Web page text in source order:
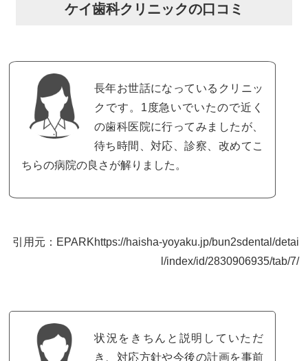
ケイ歯科クリニックの口コミ
長年お世話になっているクリニッ
クです。1度急いでいたので近く
の歯科医院に行ってみましたが、
待ち時間、対応、診察、改めてこ
ちらの病院の良さが解りました。
引用元：EPARKhttps://haisha-yoyaku.jp/bun2sdental/detai
l/index/id/2830906935/tab/7/
状況をきちんと説明していただ
き、対応方針や今後の計画を事前